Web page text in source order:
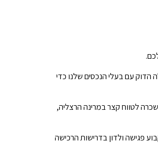
הדוק עם בעלי הנכסים שלנו כדי
לטווח קצר במרינה הרצליה,
פגישה ולדון בדרישות הרכישה